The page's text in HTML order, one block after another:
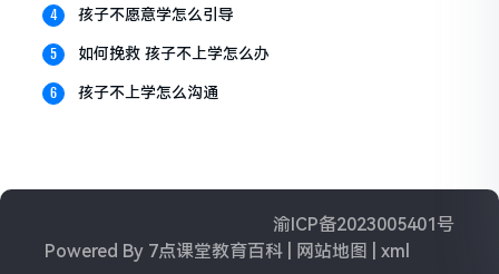
4 孩子不愿意学怎么引导
5 如何挽救 孩子不上学怎么办
6 孩子不上学怎么沟通
渝ICP备2023005401号
Powered By 7点课堂教育百科 网站地图 |xml